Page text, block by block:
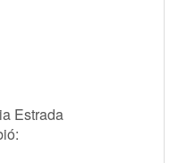
Estrada